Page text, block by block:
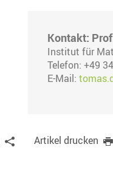
Kontakt:
Institut für
Telefon: +49
E-Mail:
Artikel drucken